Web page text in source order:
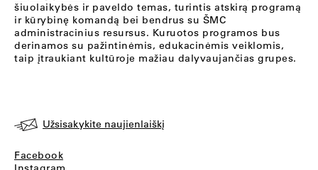
šiuolaikybės ir paveldo temas, turintis atskirą programą
ir kūrybinę komandą bei bendrus su ŠMC
administracinius resursus. Kuruotos programos bus
derinamos su pažintinėmis, edukacinėmis veiklomis,
taip įtraukiant kultūroje mažiau dalyvaujančias grupes.
Užsisakykite naujienlaiškį
Facebook